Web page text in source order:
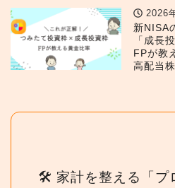
2026
新NISA
「成長
FPが教
高配当
🛠 家計を整える「プ